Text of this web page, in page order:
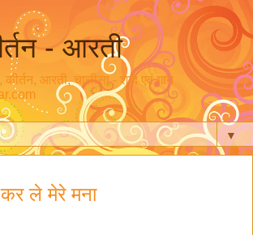
- आरती
कीर्तन, आरती, चालीसा - शब्द एवं गान
▼
ले मेरे मना